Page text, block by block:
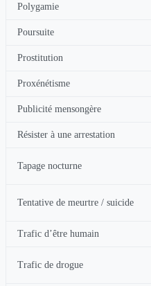
Polygamie
Poursuite
Prostitution
Proxénétisme
Publicité mensongère
Résister à une arrestation
Tapage nocturne
Tentative de meurtre / suicide
Trafic d’être humain
Trafic de drogue